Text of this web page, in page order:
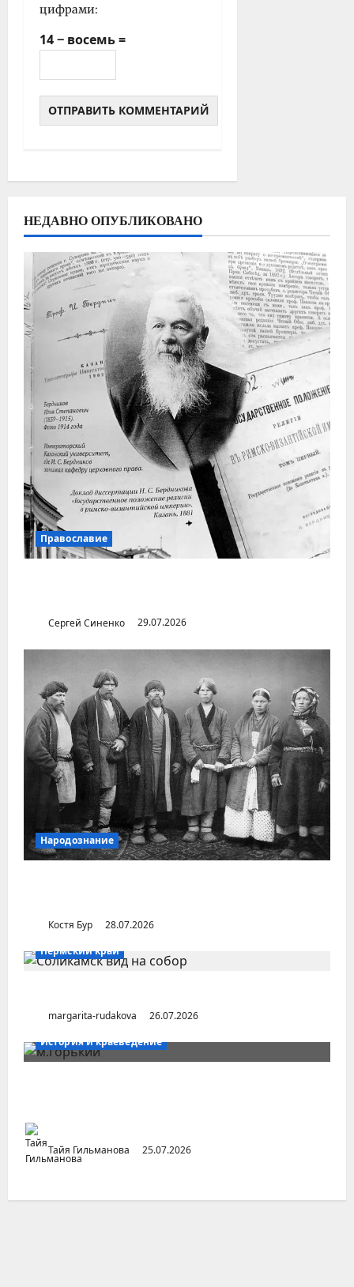
цифрами:
14 − восемь =
НЕДАВНО ОПУБЛИКОВАНО
Православие
Сергей Синенко 29.07.2026
Народознание
Костя Бур
28.07.2026
Пермский край
margarita-rudakova
26.07.2026
История и краеведение
Тайя Гильманова 25.07.2026